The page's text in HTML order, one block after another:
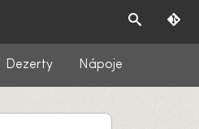
Dezerty Nápoje